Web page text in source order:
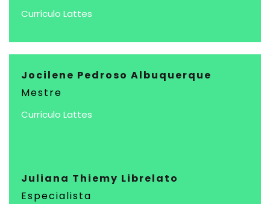
Currículo Lattes
Jocilene Pedroso Albuquerque
Mestre
Currículo Lattes
Juliana Thiemy Librelato
Especialista